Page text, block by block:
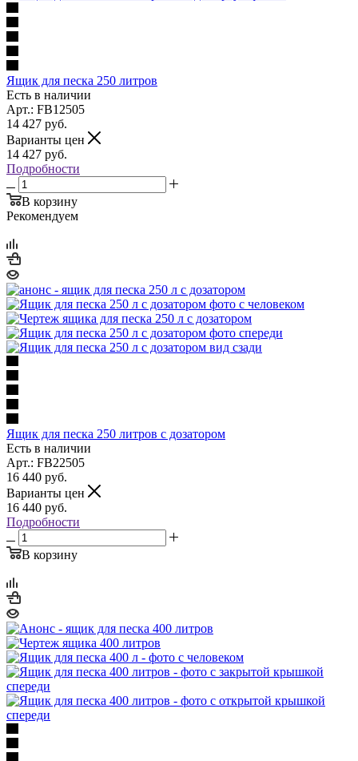
Ящик для песка 250 литров
Есть в наличии
Арт.: FB12505
14 427 руб.
Варианты цен
14 427 руб.
Подробности
В корзину
Рекомендуем
Ящик для песка 250 литров с дозатором
Есть в наличии
Арт.: FB22505
16 440 руб.
Варианты цен
16 440 руб.
Подробности
В корзину